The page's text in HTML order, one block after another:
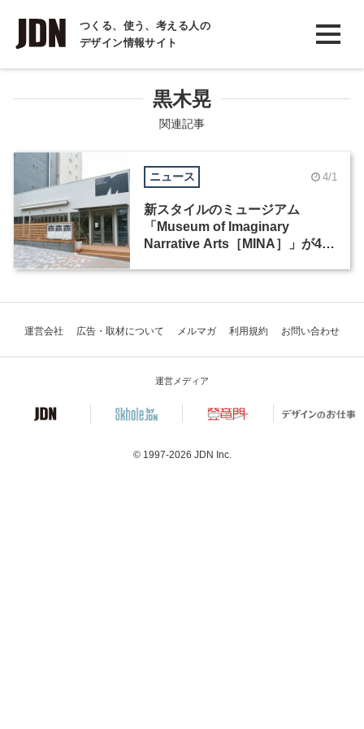
つくる、使う、考える人の
デザイン情報サイト
INTERVIEW
インタビュー
COLUMN
コラム
黒木晃
関連記事
ニュース 4/1
新スタイルのミュージアム
「Museum of Imaginary
Narrative Arts［MINA］」が4月
運営会社 広告・取材について メルマガ 利用規約 お問い合わせ
運営メディア
© 1997-2026 JDN Inc.